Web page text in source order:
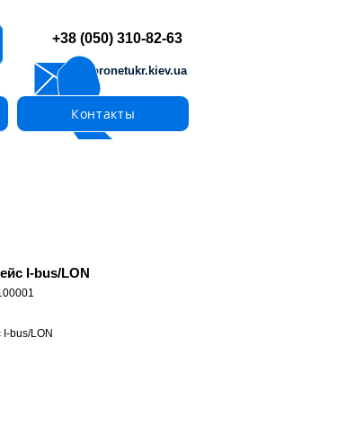
info@pronetukr.kiev.ua
+38 (050) 310-82-63
Контакты
I-bus/LON
bus/LON